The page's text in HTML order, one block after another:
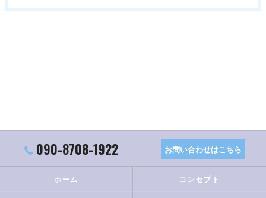
090-8708-1922 お問い合わせはこちら
ホーム コンセプト